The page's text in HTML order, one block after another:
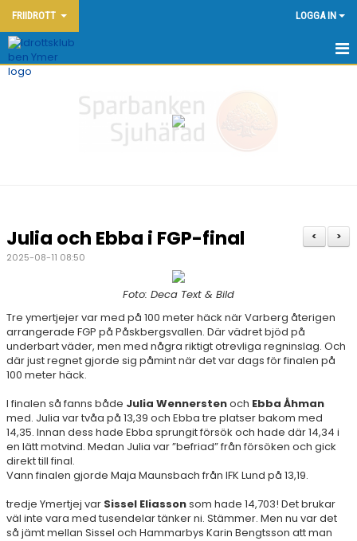
FRIIDROTT LOGGA IN
HEM - FRIIDROTT
DOKUMENT
YMERSPELEN DEN 7:E JUNI 2026
TÄVLINGAR
NIU BORÅS
MÅNADENS FRIIDROTTARE
>
<
Julia och Ebba i FGP-final
2025-08-11 08:50
Foto: Deca Text & Bild
Tre ymertjejer var med på 100 meter häck när Varberg återigen
arrangerade FGP på Påskbergsvallen. Där vädret bjöd på
underbart väder, men med några riktigt otrevliga regninslag. Och
där just regnet gjorde sig påmint när det var dags för finalen på
100 meter häck.
I finalen så fanns både Julia Wennerstenoch Ebba Åhman
med. Julia var tvåa på 13,39 och Ebba tre platser bakom med
14,35. Innan dess hade Ebba sprungit försök och hade där 14,34 i
en lätt motvind. Medan Julia var ”befriad” från försöken och gick
direkt till final.
Vann finalen gjorde Maja Maunsbach från IFK Lund på 13,19.
tredje Ymertjej var Sissel Eliassonsom hade 14,703! Det brukar
väl inte vara med tusendelar tänker ni. Stämmer. Men nu var det
så jämt mellan Sissel och Hammarbys Karin Bengtsson att man